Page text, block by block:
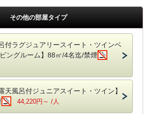
車で約40分
約40分
ムまで車で約75分
分
分
90分
で約70分
その他の部屋タイプ
付ラグジュアリースイート・ツインベ
ングルーム】88㎡/4名迄/禁煙
天風呂付ジュニアスイート・ツイン】
44,220円～ /人